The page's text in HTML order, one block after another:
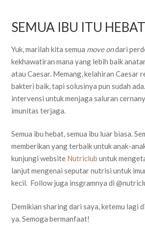
SEMUA IBU ITU
Yuk, marilah kita semua move ondari
kekhawatiran mana yang lebih baik
atau Caesar. Memang, kelahiran Caesar
bakteri baik, tapi solusinya pun sudah
intervensi untuk menjaga saluran
imunitas terjaga.
Semua ibu hebat, semua ibu luar biasa.
memberikan yang terbaik untuk anak-
kunjungi website Nutriclub untuk
lanjut mengenai seputar nutrisi untuk
kecil. Follow juga insgramnya di
Demikian sharing dari saya, ketemu lagi
ya. Semoga bermanfaat!